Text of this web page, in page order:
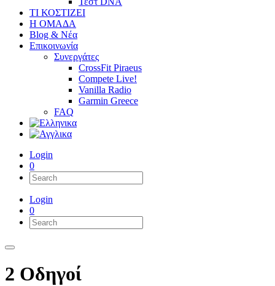
ΤΙ ΚΟΣΤΙΖΕΙ
Η ΟΜΑΔΑ
Blog & Νέα
Επικοινωνία
Συνεργάτες
CrossFit Piraeus
Compete Live!
Vanilla Radio
Garmin Greece
FAQ
Login
0
Login
0
2 Οδηγοί